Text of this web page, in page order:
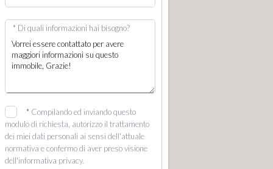
* Di quali informazioni hai bisogno?
* Compilando ed inviando questo
modulo di richiesta, autorizzo il trattamento
dei miei dati personali ai sensi dell'attuale
normativa e confermo di aver preso visione
dell'informativa privacy.